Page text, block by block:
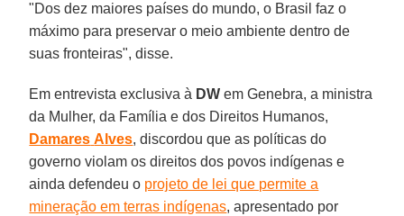
"Dos dez maiores países do mundo, o Brasil faz o
máximo para preservar o meio ambiente dentro de
suas fronteiras", disse.
Em entrevista exclusiva à DW em Genebra, a ministra
da Mulher, da Família e dos Direitos Humanos,
Damares Alves, discordou que as políticas do
governo violam os direitos dos povos indígenas e
ainda defendeu o projeto de lei que permite a
mineração em terras indígenas, apresentado por